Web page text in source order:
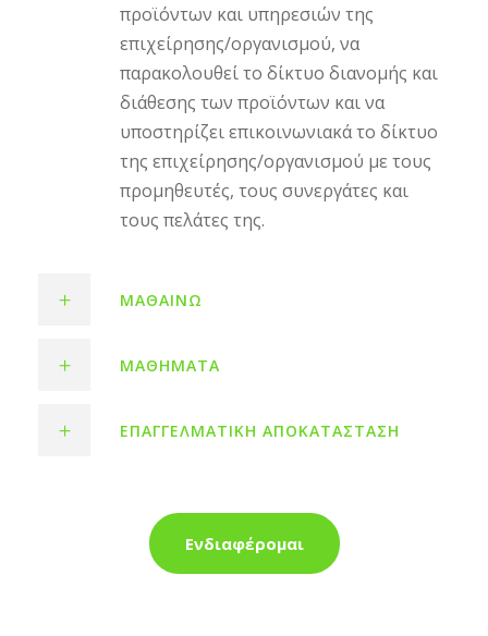
προϊόντων και υπηρεσιών της
επιχείρησης/οργανισμού, να
παρακολουθεί το δίκτυο διανομής και
διάθεσης των προϊόντων και να
υποστηρίζει επικοινωνιακά το δίκτυο
της επιχείρησης/οργανισμού με τους
προμηθευτές, τους συνεργάτες και
τους πελάτες της.
ΜΑΘΑΊΝΩ
ΜΑΘΉΜΑΤΑ
ΕΠΑΓΓΕΛΜΑΤΙΚΉ ΑΠΟΚΑΤΆΣΤΑΣΗ
Ενδιαφέρομαι